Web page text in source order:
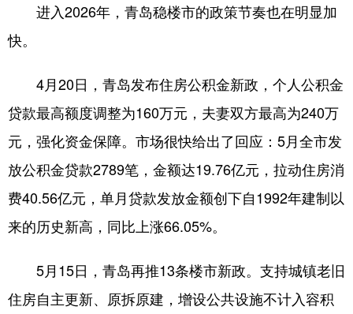
进入2026年，青岛稳楼市的政策节奏也在明显加
快。
4月20日，青岛发布住房公积金新政，个人公积金
贷款最高额度调整为160万元，夫妻双方最高为240万
元，强化资金保障。市场很快给出了回应：5月全市发
放公积金贷款2789笔，金额达19.76亿元，拉动住房消
费40.56亿元，单月贷款发放金额创下自1992年建制以
来的历史新高，同比上涨66.05%。
5月15日，青岛再推13条楼市新政。支持城镇老旧
住房自主更新、原拆原建，增设公共设施不计入容积